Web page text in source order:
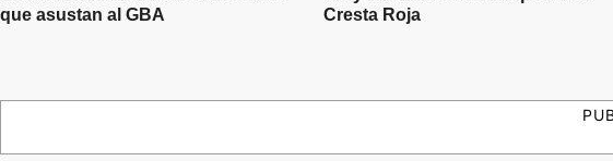
que asustan al GBA
Cresta Roja